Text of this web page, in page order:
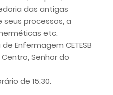
das antigas
seus processos, a
etc.
Enfermagem CETESB
Senhor do
de 15:30.